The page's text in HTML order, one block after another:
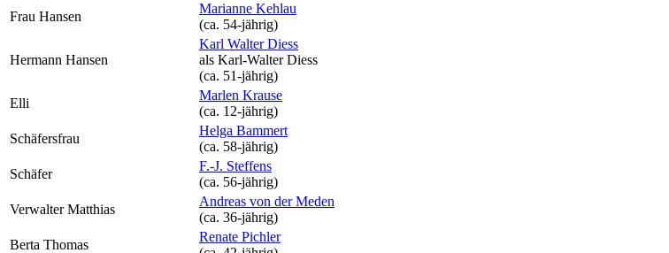
Frau Hansen
Marianne Kehlau
(ca. 54‑jährig)
Hermann Hansen
Karl Walter Diess
als Karl-Walter Diess
(ca. 51‑jährig)
Elli
Marlen Krause
(ca. 12‑jährig)
Schäfersfrau
Helga Bammert
(ca. 58‑jährig)
Schäfer
F.-J. Steffens
(ca. 56‑jährig)
Verwalter Matthias
Andreas von der Meden
(ca. 36‑jährig)
Berta Thomas
Renate Pichler